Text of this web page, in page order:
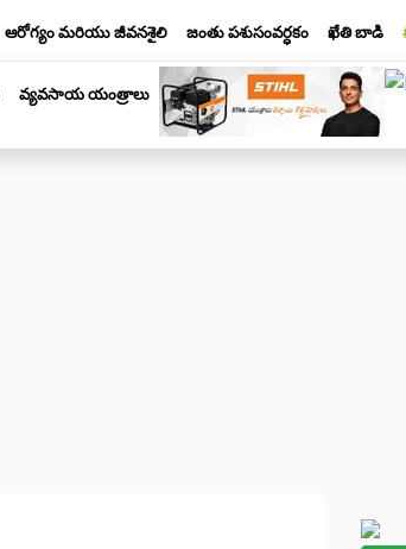
ఆరోగ్యం మరియు జీవనశైలి జంతు పశుసంవర్ధకం ఖేతి బాడి
వ్యవసాయ యంత్రాలు